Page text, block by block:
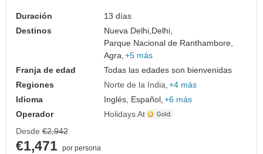
Duración
13 días
Destinos
Nueva Delhi, Delhi,
Parque Nacional de Ranthambore,
Agra, +5 más
Franja de edad
Todas las edades son bienvenidas
Regiones
Norte de la India +4 más
Idioma
Inglés, Español, +6 más
Operador
Holidays At
Desde €2,942
€1,471 por persona